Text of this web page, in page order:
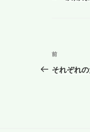
投
稿
前
の
前
それぞれ